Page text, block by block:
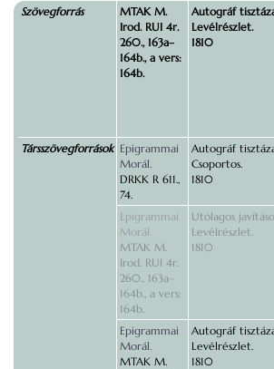
Szövegforrás
MTAK M.
Irod. RUI 4r.
260., 163a–
164b., a vers:
164b.
Autográf
Levélrészlet.
1810
Társszövegforrások Epigrammai
Morál.
DRKK R 611.,
74.
Autográf
Csoportos.
1810
Epigrammai
Morál.
MTAK M.
Irod. RUI 4r.
260., 163a–
164b., a vers:
164b.
Utólagos
Levélrészlet.
1810
Epigrammai
Morál.
MTAK M.
Autográf
Levélrészlet.
1810